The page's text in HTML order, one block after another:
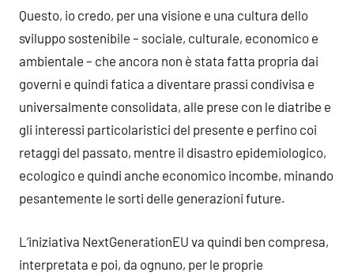
Questo, io credo, per una visione e una cultura dello
sviluppo sostenibile – sociale, culturale, economico e
ambientale – che ancora non è stata fatta propria dai
governi e quindi fatica a diventare prassi condivisa e
universalmente consolidata, alle prese con le diatribe e
gli interessi particolaristici del presente e perfino coi
retaggi del passato, mentre il disastro epidemiologico,
ecologico e quindi anche economico incombe, minando
pesantemente le sorti delle generazioni future.
L’iniziativa NextGenerationEU va quindi ben compresa,
interpretata e poi, da ognuno, per le proprie